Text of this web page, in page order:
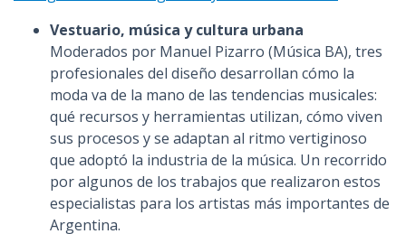
Vestuario, música y cultura urbana
Moderados por Manuel Pizarro (Música BA), tres
profesionales del diseño desarrollan cómo la
moda va de la mano de las tendencias musicales:
qué recursos y herramientas utilizan, cómo viven
sus procesos y se adaptan al ritmo vertiginoso
que adoptó la industria de la música. Un recorrido
por algunos de los trabajos que realizaron estos
especialistas para los artistas más importantes de
Argentina.